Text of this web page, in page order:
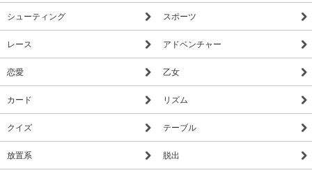
シューティング スポーツ
レース アドベンチャー
恋愛 乙女
カード リズム
クイズ テーブル
放置系 脱出